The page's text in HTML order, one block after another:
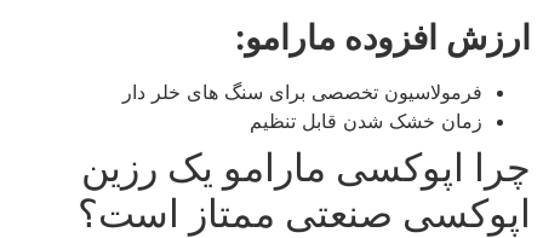
ارزش افزوده مارامو:
فرمولاسیون تخصصی برای سنگ‌ های خلر دار
زمان خشک شدن قابل تنظیم
چرا اپوکسی مارامو یک رزین
اپوکسی صنعتی ممتاز است؟